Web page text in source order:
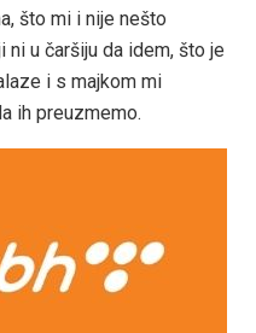
što mi i nije nešto
ni u čaršiju da idem, što je
i s majkom mi
ih preuzmemo.